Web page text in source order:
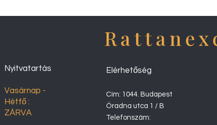
Nyitvatartás
Vasárnap -
Hétfő :
ZÁRVA
Elérhetőség
Cím: 1044. Budapest
Óradna utca 1 / B
Telefonszám: